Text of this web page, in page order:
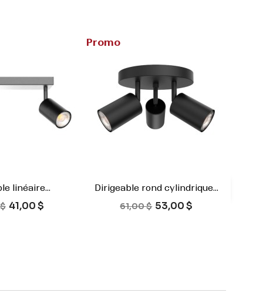
linéaire...
base
Prix
41,00 $
rapide
Noir
Dirigeable rond cylindrique...
Prix de base
61,00 $ Prix
53,00 $
Promo
Aperçu rapide
BlancNoir